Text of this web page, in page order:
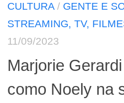
CULTURA/ GENTE E
STREAMING, TV,
11/09/2023
Marjorie
como Noely na